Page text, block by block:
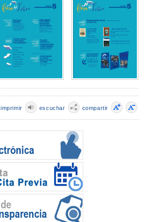
compartir
escuchar
imprimir